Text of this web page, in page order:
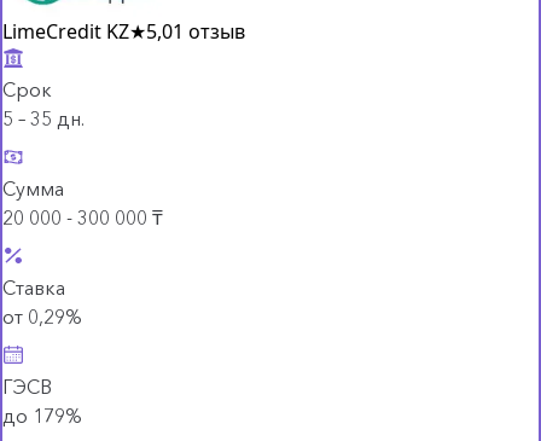
LimeCredit KZ★5,01 отзыв
Срок
5 – 35 дн.
Сумма
20 000 - 300 000 ₸
Ставка
от 0,29%
ГЭСВ
до 179%